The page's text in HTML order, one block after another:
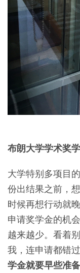
布朗大学学术奖
大学特别多项目
份出结果之前，
时候再想行动就
申请奖学金的机
越来越少。看着
我，连申请都错
学金就要早些准备